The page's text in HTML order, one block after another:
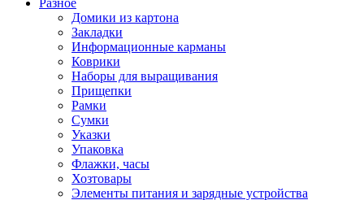
Разное
Домики из картона
Закладки
Информационные карманы
Коврики
Наборы для выращивания
Прищепки
Рамки
Сумки
Указки
Упаковка
Флажки, часы
Хозтовары
Элементы питания и зарядные устройства